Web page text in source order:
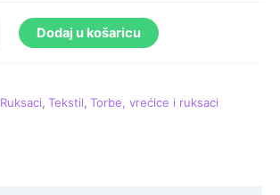
Dodaj u košaricu
Ruksaci, Tekstil, Torbe, vrećice i ruksaci